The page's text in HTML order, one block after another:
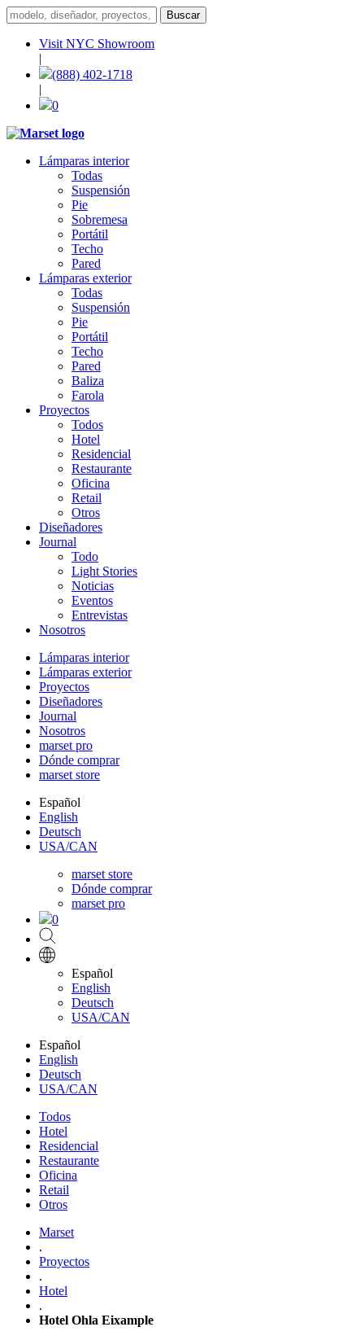
Visit NYC Showroom
|
(888) 402-1718
|
0
Lámparas interior
Todas
Suspensión
Pie
Sobremesa
Portátil
Techo
Pared
Lámparas exterior
Todas
Suspensión
Pie
Portátil
Techo
Pared
Baliza
Farola
Proyectos
Todos
Hotel
Residencial
Restaurante
Oficina
Retail
Otros
Diseñadores
Journal
Todo
Light Stories
Noticias
Eventos
Entrevistas
Nosotros
Lámparas interior
Lámparas exterior
Proyectos
Diseñadores
Journal
Nosotros
marset pro
Dónde comprar
marset store
Español
English
Deutsch
USA/CAN
marset store
Dónde comprar
marset pro
0
Español
English
Deutsch
USA/CAN
Español
English
Deutsch
USA/CAN
Todos
Hotel
Residencial
Restaurante
Oficina
Retail
Otros
Marset
.
Proyectos
.
Hotel
.
Hotel Ohla Eixample